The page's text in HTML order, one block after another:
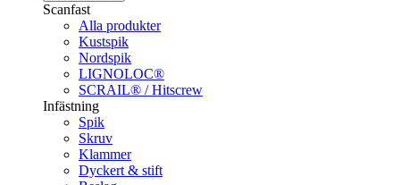
Scanfast
Alla produkter
Kustspik
Nordspik
LIGNOLOC®
SCRAIL® / Hitscrew
Infästning
Spik
Skruv
Klammer
Dyckert & stift